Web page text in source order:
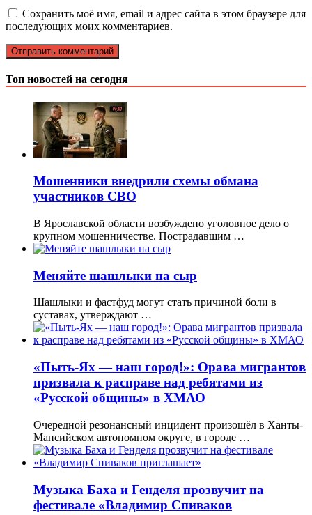
Сохранить моё имя, email и адрес сайта в этом браузере для
последующих моих комментариев.
Топ новостей на сегодня
Мошенники внедрили схемы обмана
участников СВО
В Ярославской области возбуждено уголовное дело о
крупном мошенничестве. Пострадавшим …
Меняйте шашлыки на сыр
Шашлыки и фастфуд могут стать причиной боли в
суставах, утверждают …
«Пыть-Ях — наш город!»: Орава мигрантов
призвала к расправе над ребятами из
«Русской общины» в ХМАО
Очередной резонансный инцидент произошёл в Ханты-
Мансийском автономном округе, в городе …
Музыка Баха и Генделя прозвучит на
фестивале «Владимир Спиваков